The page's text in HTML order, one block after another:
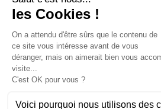
Mentions légales